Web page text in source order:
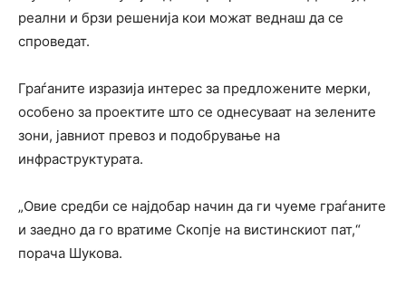
реални и брзи решенија кои можат веднаш да се
спроведат.
Граѓаните изразија интерес за предложените мерки,
особено за проектите што се однесуваат на зелените
зони, јавниот превоз и подобрување на
инфраструктурата.
„Овие средби се најдобар начин да ги чуеме граѓаните
и заедно да го вратиме Скопје на вистинскиот пат,“
порача Шукова.